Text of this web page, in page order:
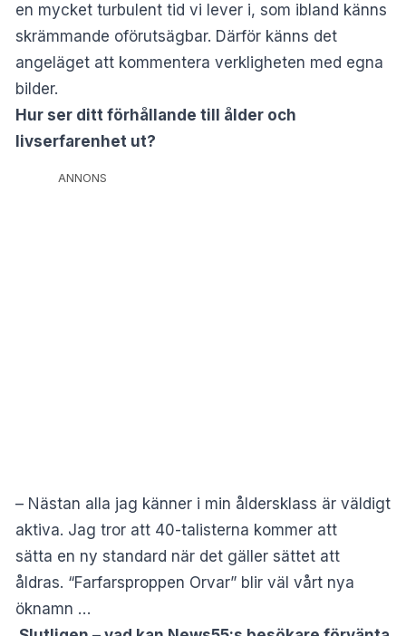
en mycket turbulent tid vi lever i, som ibland känns
skrämmande oförutsägbar. Därför känns det
angeläget att kommentera verkligheten med egna
bilder.
Hur ser ditt förhållande till ålder och
livserfarenhet ut?
ANNONS
– Nästan alla jag känner i min åldersklass är väldigt
aktiva. Jag tror att 40-talisterna kommer att
sätta en ny standard när det gäller sättet att
åldras. “Farfarsproppen Orvar” blir väl vårt nya
öknamn …